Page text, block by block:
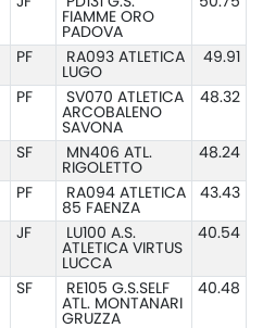
FIAMME ORO
PADOVA
PF
RA093 ATLETICA
LUGO
49.91
PF
SV070 ATLETICA
ARCOBALENO
SAVONA
48.32
SF
MN406 ATL.
RIGOLETTO
48.24
PF
RA094 ATLETICA
85 FAENZA
43.43
JF
LU100 A.S.
ATLETICA VIRTUS
LUCCA
40.54
SF
RE105 G.S.SELF
ATL. MONTANARI
GRUZZA
40.48